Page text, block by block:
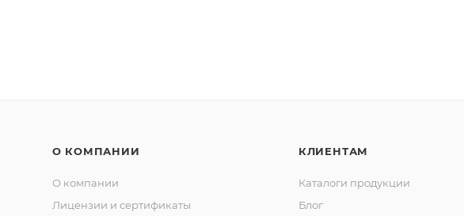
О КОМПАНИИ
О компании
Лицензии и сертификаты
КЛИЕНТАМ
Каталоги продукции
Блог